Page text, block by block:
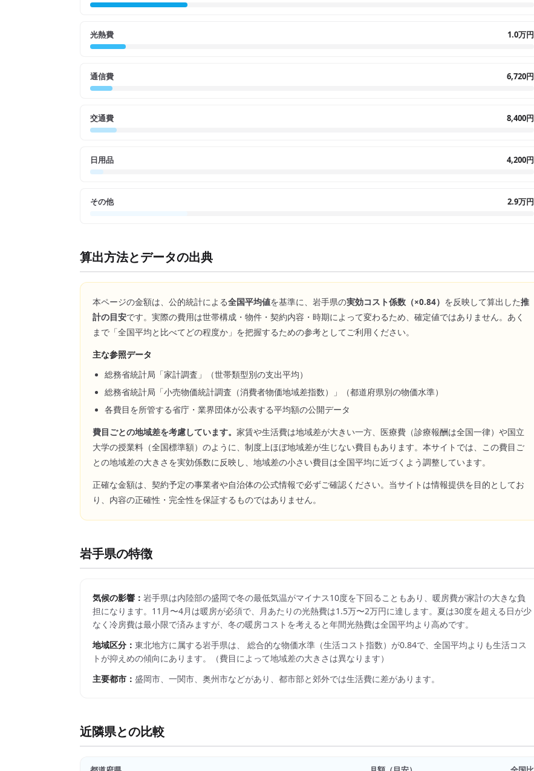
光熱費 1.0万円
通信費 6,720円
交通費 8,400円
日用品 4,200円
その他 2.9万円
算出方法とデータの出典
本ページの金額は、公的統計による全国平均値を基準に、 岩手県の実効コスト係数（×0.84） を反映して算出した推
計の目安です。実際の費用は世帯構成・物件・契約内容・時期によって変わるため、確定値ではありません。あく
まで「全国平均と比べてどの程度か」を把握するための参考としてご利用ください。
主な参照データ
総務省統計局「家計調査」（世帯類型別の支出平均）
総務省統計局「小売物価統計調査（消費者物価地域差指数）」（都道府県別の物価水準）
各費目を所管する省庁・業界団体が公表する平均額の公開データ
費目ごとの地域差を考慮しています。 家賃や生活費は地域差が大きい一方、医療費（診療報酬は全国一律）や国立
大学の授業料（全国標準額）のように、制度上ほぼ地域差が生じない費目もあります。本サイトでは、この費目ご
との地域差の大きさを実効係数に反映し、地域差の小さい費目は全国平均に近づくよう調整しています。
正確な金額は、契約予定の事業者や自治体の公式情報で必ずご確認ください。当サイトは情報提供を目的としてお
り、内容の正確性・完全性を保証するものではありません。
岩手県の特徴
気候の影響： 岩手県は内陸部の盛岡で冬の最低気温がマイナス10度を下回ることもあり、暖房費が家計の大きな負
担になります。11月〜4月は暖房が必須で、月あたりの光熱費は1.5万〜2万円に達します。夏は30度を超える日が少
なく冷房費は最小限で済みますが、冬の暖房コストを考えると年間光熱費は全国平均より高めです。
地域区分： 東北地方に属する岩手県は、 総合的な物価水準（生活コスト指数）が0.84で、 全国平均よりも生活コス
トが抑えめの傾向にあります。
（費目によって地域差の大きさは異なります）
主要都市： 盛岡市、一関市、奥州市などがあり、都市部と郊外では生活費に差があります。
近隣県との比較